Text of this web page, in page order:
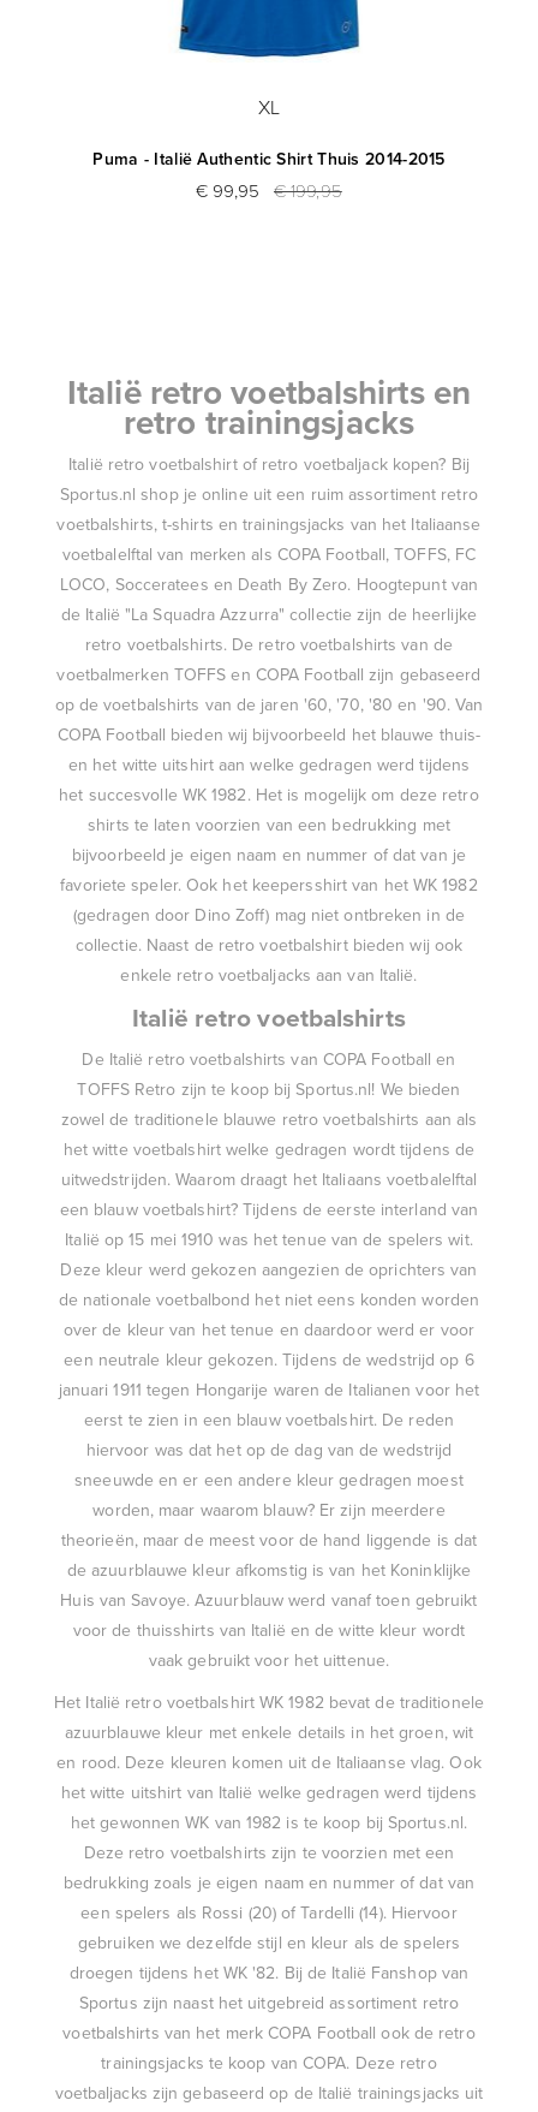
XL
Puma - Italië Authentic Shirt Thuis 2014-2015
€ 99,95 € 199,95
Italië retro voetbalshirts en
retro trainingsjacks
Italië retro voetbalshirt of retro voetbaljack kopen? Bij
Sportus.nl shop je online uit een ruim assortiment retro
voetbalshirts, t-shirts en trainingsjacks van het Italiaanse
voetbalelftal van merken als COPA Football,TOFFS, FC
LOCO, Socceratees en Death By Zero. Hoogtepunt van
de Italië "La Squadra Azzurra" collectie zijn de heerlijke
retro voetbalshirts. De retro voetbalshirts van de
voetbalmerken TOFFS en COPA Football zijn gebaseerd
op de voetbalshirts van de jaren '60, '70, '80 en '90. Van
COPA Football bieden wij bijvoorbeeld het blauwe thuis-
en het witte uitshirt aan welke gedragen werd tijdens
het succesvolle WK 1982. Het is mogelijk om deze retro
shirts te laten voorzien van een bedrukking met
bijvoorbeeld je eigen naam en nummer of dat van je
favoriete speler. Ook het keepersshirt van het WK 1982
(gedragen door Dino Zoff) mag niet ontbreken in de
collectie. Naast de retro voetbalshirt bieden wij ook
enkele retro voetbaljacks aan van Italië.
Italië retro voetbalshirts
De Italië retro voetbalshirts van COPA Football en
TOFFS Retro zijn te koop bij Sportus.nl! We bieden
zowel de traditionele blauwe retro voetbalshirts aan als
het witte voetbalshirt welke gedragen wordt tijdens de
uitwedstrijden. Waarom draagt het Italiaans voetbalelftal
een blauw voetbalshirt? Tijdens de eerste interland van
Italië op 15 mei 1910 was het tenue van de spelers wit.
Deze kleur werd gekozen aangezien de oprichters van
de nationale voetbalbond het niet eens konden worden
over de kleur van het tenue en daardoor werd er voor
een neutrale kleur gekozen. Tijdens de wedstrijd op 6
januari 1911 tegen Hongarije waren de Italianen voor het
eerst te zien in een blauw voetbalshirt. De reden
hiervoor was dat het op de dag van de wedstrijd
sneeuwde en er een andere kleur gedragen moest
worden, maar waarom blauw? Er zijn meerdere
theorieën, maar de meest voor de hand liggende is dat
de azuurblauwe kleur afkomstig is van het Koninklijke
Huis van Savoye. Azuurblauw werd vanaf toen gebruikt
voor de thuisshirts van Italië en de witte kleur wordt
vaak gebruikt voor het uittenue.
Het Italië retro voetbalshirt WK 1982 bevat de traditionele
azuurblauwe kleur met enkele details in het groen, wit
en rood. Deze kleuren komen uit de Italiaanse vlag. Ook
het witte uitshirt van Italië welke gedragen werd tijdens
het gewonnen WK van 1982 is te koop bij Sportus.nl.
Deze retro voetbalshirts zijn te voorzien met een
bedrukking zoals je eigen naam en nummer of dat van
een spelers als Rossi (20) of Tardelli (14). Hiervoor
gebruiken we dezelfde stijl en kleur als de spelers
droegen tijdens het WK '82. Bij de Italië Fanshop van
Sportus zijn naast het uitgebreid assortiment retro
voetbalshirts van het merk COPA Football ook de retro
trainingsjacks te koop van COPA. Deze retro
voetbaljacks zijn gebaseerd op de Italië trainingsjacks uit